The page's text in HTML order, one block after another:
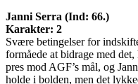
Janni Serra (Ind: 66.)
Karakter: 2
Svære betingelser for
formåede at bidrage med
pres mod AGF’s mål, og
holde i bolden, men det